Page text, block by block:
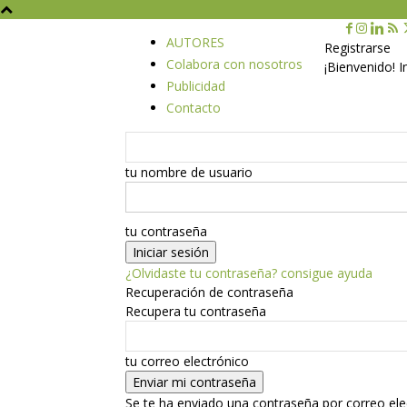
AUTORES
Colabora con nosotros
Publicidad
Contacto
Registrarse
¡Bienvenido!
tu nombre de usuario
tu contraseña
¿Olvidaste tu contraseña? consigue ayuda
Recuperación de contraseña
Recupera tu contraseña
tu correo electrónico
Se te ha enviado una contraseña por correo